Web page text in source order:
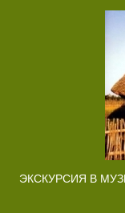
ЭКСКУРСИЯ В